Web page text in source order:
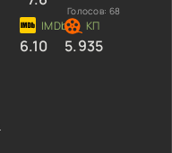
Голосов: 68
6.10 5.935